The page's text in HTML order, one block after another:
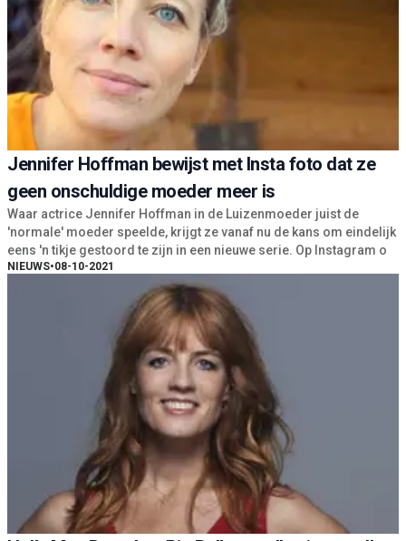
Jennifer Hoffman bewijst met Insta foto dat ze
geen onschuldige moeder meer is
Waar actrice Jennifer Hoffman in de Luizenmoeder juist de
'normale' moeder speelde, krijgt ze vanaf nu de kans om eindelijk
eens 'n tikje gestoord te zijn in een nieuwe serie. Op Instagram o
NIEUWS•08-10-2021